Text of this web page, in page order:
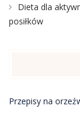
Dieta dla
posiłków
Przepisy na